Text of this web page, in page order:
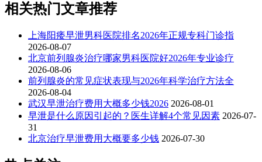
相关热门文章推荐
上海阳痿早泄男科医院排名2026年正规专科门诊指
2026-08-07
北京前列腺炎治疗哪家男科医院好2026年专业诊疗
2026-08-06
前列腺炎的常见症状表现与2026年科学治疗方法全
2026-08-04
武汉早泄治疗费用大概多少钱2026 2026-08-01
早泄是什么原因引起的？医生详解4个常见因素 2026-07-
31
北京治疗早泄费用大概要多少钱 2026-07-30